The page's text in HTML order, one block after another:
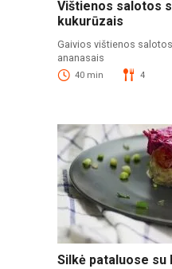
Vištienos salotos
kukurūzais
Gaivios vištienos
ananasais
40 min 4
Silkė pataluose su